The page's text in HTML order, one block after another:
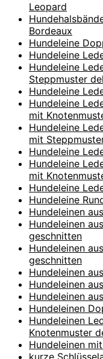
Leopard
Bordeaux
Hundeleine
Hundeleine
Hundeleine
Steppmuster
Hundeleine
Hundeleine
mit
Hundeleine
mit
Hundeleine
Hundeleine
mit
Hundeleine
Hundeleine
Hundeleinen
Hundeleinen
geschnitten
Hundeleinen
geschnitten
Hundeleinen
Hundeleinen
Hundeleinen
Hundeleinen
Hundeleinen
Knotenmuster
Hundeleinen
kurze